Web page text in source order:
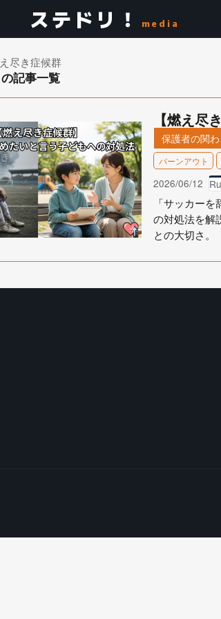
ステドリ！ media
尽き症候群
記事一覧
【燃え尽
保護者の関
バーンアウト
2026/06/12
「サッカー
の対処法を解
との大切さ。